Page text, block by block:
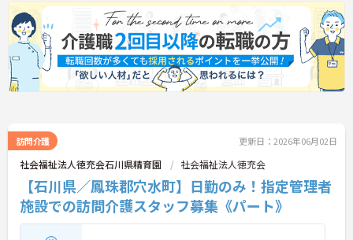
訪問介護 更新日：2026年06月02日
社会福祉法人徳充会石川県精育園 社会福祉法人徳充会
【石川県／鳳珠郡穴水町】日勤のみ！指定管理者
施設での訪問介護スタッフ募集《パート》